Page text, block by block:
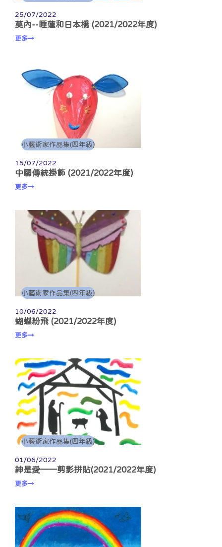
25/07/2022
莫內--睡蓮和日本橋 (2021/2022年度)
更多
小藝術家作品集(四年級)
15/07/2022
中國傳統掛飾 (2021/2022年度)
更多
小藝術家作品集(四年級)
10/06/2022
蝴蝶紛飛 (2021/2022年度)
更多
小藝術家作品集(四年級)
01/06/2022
神是愛——剪影拼貼(2021/2022年度)
更多